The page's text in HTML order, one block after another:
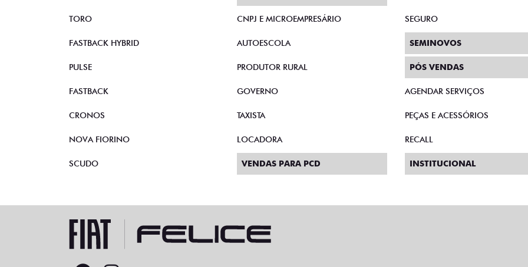
TORO
FASTBACK HYBRID
PULSE
FASTBACK
CRONOS
NOVA FIORINO
SCUDO
CNPJ E MICROEMPRESÁRIO
AUTOESCOLA
PRODUTOR RURAL
GOVERNO
TAXISTA
LOCADORA
VENDAS PARA PCD
SEGURO
SEMINOVOS
PÓS VENDAS
AGENDAR SERVIÇOS
PEÇAS E ACESSÓRIOS
RECALL
INSTITUCIONAL